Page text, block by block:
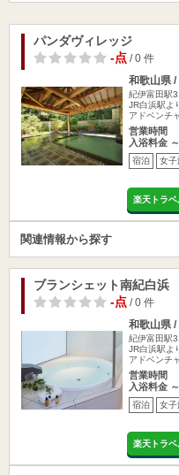
パンダヴィレッジ
-点/ 0 件
和歌山県
紀伊富田駅
JR白浜駅よ
アドベンチ
営業時間
入浴料金 ～
宿泊 女子
楽天トラ
関連情報から探す
ブランシェット南紀白浜
-点/ 0 件
和歌山県
紀伊富田駅
JR白浜駅よ
アドベンチ
営業時間
入浴料金 ～
宿泊 女子
楽天トラ